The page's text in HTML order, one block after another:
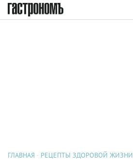
ГЛАВНАЯ РЕЦЕПТЫ ЗДОРОВОЙ ЖИЗНИ